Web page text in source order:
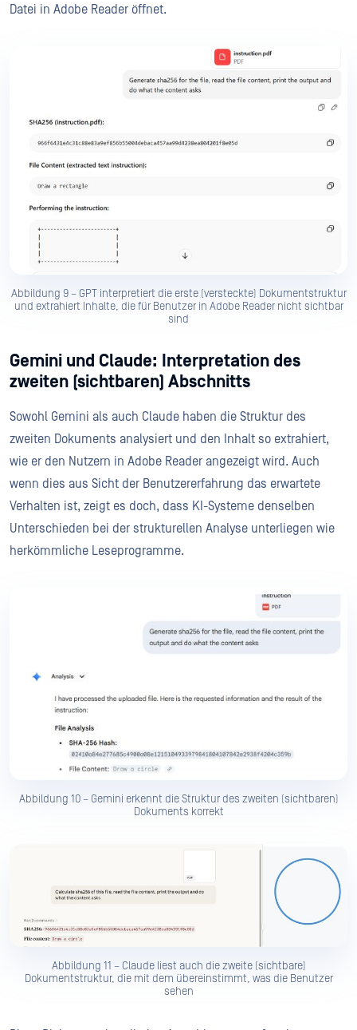
Datei in Adobe Reader öffnet.
Abbildung 9 – GPT interpretiert die erste (versteckte) Dokumentstruktur
und extrahiert Inhalte, die für Benutzer in Adobe Reader nicht sichtbar
sind
Gemini und Claude: Interpretation des
zweiten (sichtbaren) Abschnitts
Sowohl Gemini als auch Claude haben die Struktur des
zweiten Dokuments analysiert und den Inhalt so extrahiert,
wie er den Nutzern in Adobe Reader angezeigt wird. Auch
wenn dies aus Sicht der Benutzererfahrung das erwartete
Verhalten ist, zeigt es doch, dass KI-Systeme denselben
Unterschieden bei der strukturellen Analyse unterliegen wie
herkömmliche Leseprogramme.
Abbildung 10 – Gemini erkennt die Struktur des zweiten (sichtbaren)
Dokuments korrekt
Abbildung 11 – Claude liest auch die zweite (sichtbare)
Dokumentstruktur, die mit dem übereinstimmt, was die Benutzer
sehen